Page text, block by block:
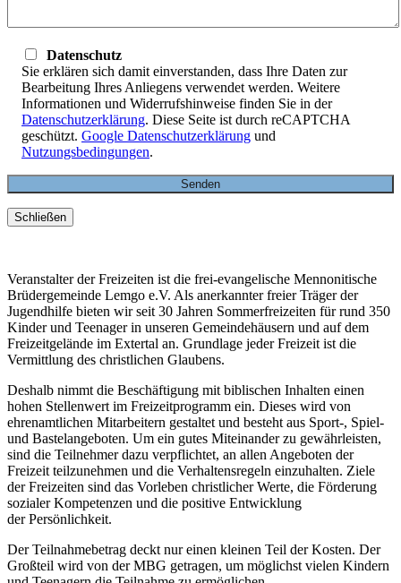
Datenschutz
Sie erklären sich damit einverstanden, dass Ihre Daten zur
Bearbeitung Ihres Anliegens verwendet werden. Weitere
Informationen und Widerrufshinweise finden Sie in der
Datenschutzerklärung. Diese Seite ist durch reCAPTCHA
geschützt. Google Datenschutzerklärung und
Nutzungsbedingungen.
Schließen
Veranstalter der Freizeiten ist die frei-evangelische Mennonitische
Brüdergemeinde Lemgo e.V. Als anerkannter freier Träger der
Jugendhilfe bieten wir seit 30 Jahren Sommerfreizeiten für rund 350
Kinder und Teenager in unseren Gemeindehäusern und auf dem
Freizeitgelände im Extertal an. Grundlage jeder Freizeit ist die
Vermittlung des christlichen Glaubens.
Deshalb nimmt die Beschäftigung mit biblischen Inhalten einen
hohen Stellenwert im Freizeitprogramm ein. Dieses wird von
ehrenamtlichen Mitarbeitern gestaltet und besteht aus Sport-, Spiel-
und Bastelangeboten. Um ein gutes Miteinander zu gewährleisten,
sind die Teilnehmer dazu verpflichtet, an allen Angeboten der
Freizeit teilzunehmen und die Verhaltensregeln einzuhalten. Ziele
der Freizeiten sind das Vorleben christlicher Werte, die Förderung
sozialer Kompetenzen und die positive Entwicklung
der Persönlichkeit.
Der Teilnahmebetrag deckt nur einen kleinen Teil der Kosten. Der
Großteil wird von der MBG getragen, um möglichst vielen Kindern